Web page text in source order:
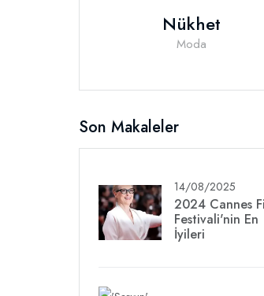
Nükhet
Moda
Son Makaleler
14/08/2025
2024 Cannes
Festivali'nin En
İyileri